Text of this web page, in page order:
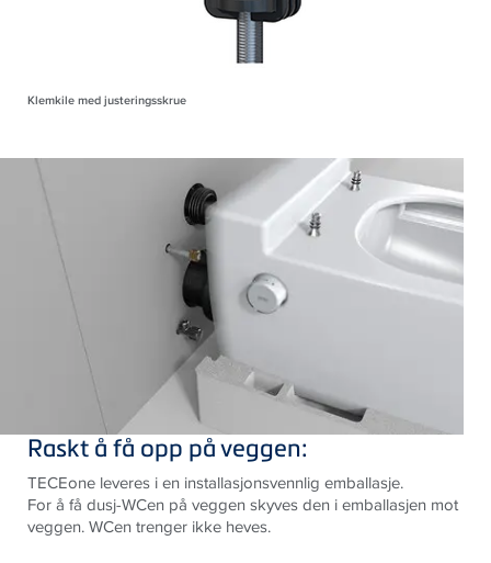
Klemkile med justeringsskrue
Raskt å få opp på veggen:
TECEone leveres i en installasjonsvennlig emballasje.
For å få dusj-WCen på veggen skyves den i emballasjen mot
veggen. WCen trenger ikke heves.